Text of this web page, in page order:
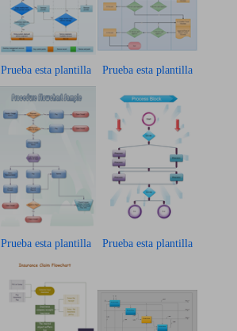
Prueba esta plantilla Prueba esta plantilla
Prueba esta plantilla Prueba esta plantilla